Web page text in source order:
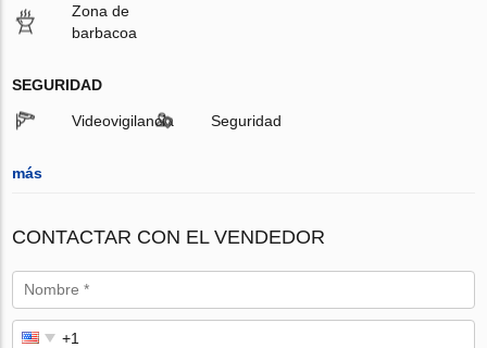
Zona de
barbacoa
SEGURIDAD
Videovigilancia Seguridad
más
CONTACTAR CON EL VENDEDOR